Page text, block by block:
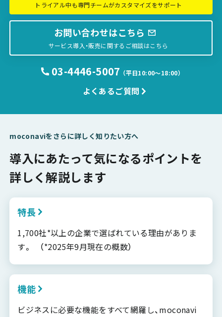
トライアル中も専門チームがカスタマイズをサポート
お問い合わせはこちら
サービス導入・販売に関するご相談はこちら
03-4446-5007 （平日10:00〜18:00）
よくあるご質問
moconaviをさらに詳しく知りたい方へ
導入にあたって気になるポイントを
詳しく解説します
特長
1,700社*以上の企業で選ばれている理由がありま
す。 （*2025年9月現在の概数）
機能
ビジネスに必要な機能をすべて網羅し、moconavi